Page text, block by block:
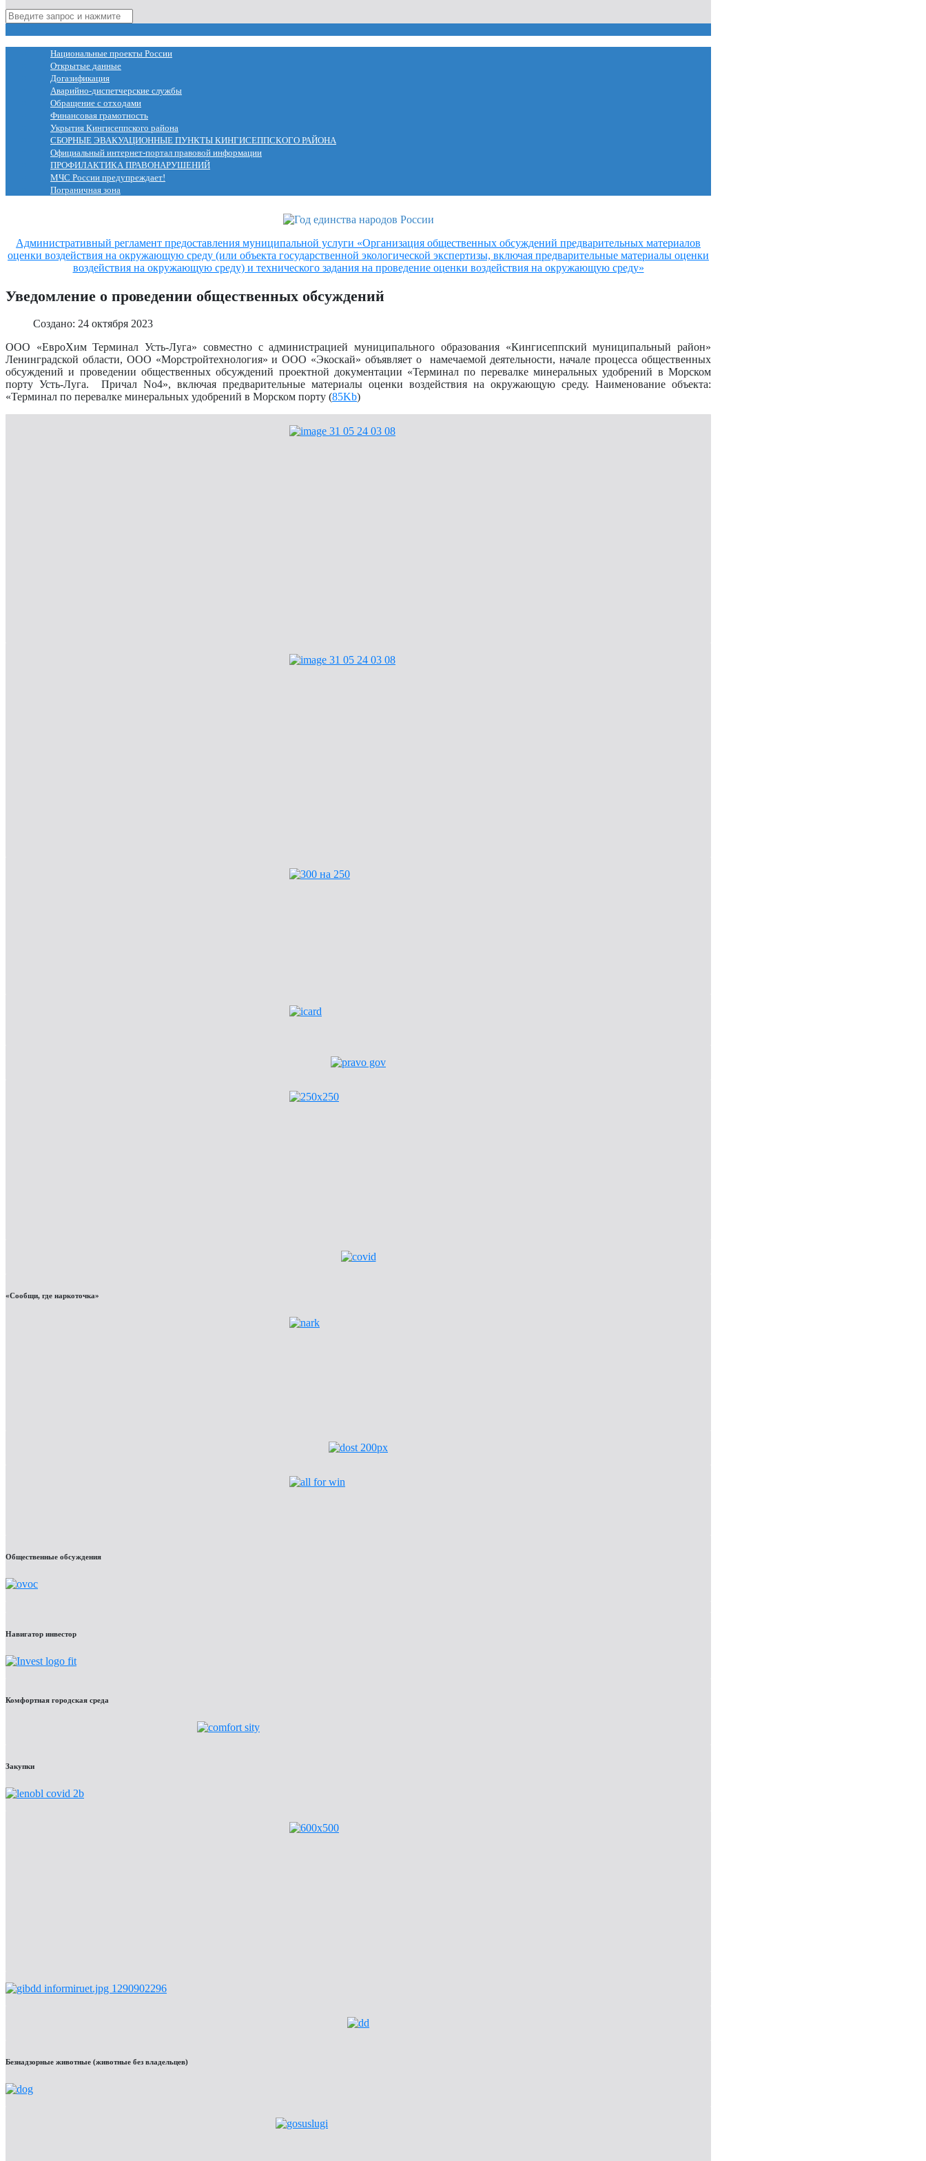
Национальные проекты России
Открытые данные
Догазификация
Аварийно-диспетчерские службы
Обращение с отходами
Финансовая грамотность
Укрытия Кингисеппского района
СБОРНЫЕ ЭВАКУАЦИОННЫЕ ПУНКТЫ КИНГИСЕППСКОГО РАЙОНА
Официальный интернет-портал правовой информации
ПРОФИЛАКТИКА ПРАВОНАРУШЕНИЙ
МЧС России предупреждает!
Пограничная зона
Административный регламент предоставления муниципальной услуги «Организация общественных обсуждений предварительных материалов
оценки воздействия на окружающую среду (или объекта государственной экологической экспертизы, включая предварительные материалы оценки
воздействия на окружающую среду) и технического задания на проведение оценки воздействия на окружающую среду»
Уведомление о проведении общественных обсуждений
Создано: 24 октября 2023
ООО «ЕвроХим Терминал Усть-Луга» совместно с администрацией муниципального образования «Кингисеппский муниципальный район»
Ленинградской области, ООО «Морстройтехнология» и ООО «Экоскай» объявляет о намечаемой деятельности, начале процесса общественных
обсуждений и проведении общественных обсуждений проектной документации «Терминал по перевалке минеральных удобрений в Морском
порту Усть-Луга. Причал No4», включая предварительные материалы оценки воздействия на окружающую среду. Наименование объекта:
«Терминал по перевалке минеральных удобрений в Морском порту (85Kb)
«Сообщи, где наркоточка»
Общественные обсуждения
Навигатор инвестор
Комфортная городская среда
Закупки
Безнадзорные животные (животные без владельцев)